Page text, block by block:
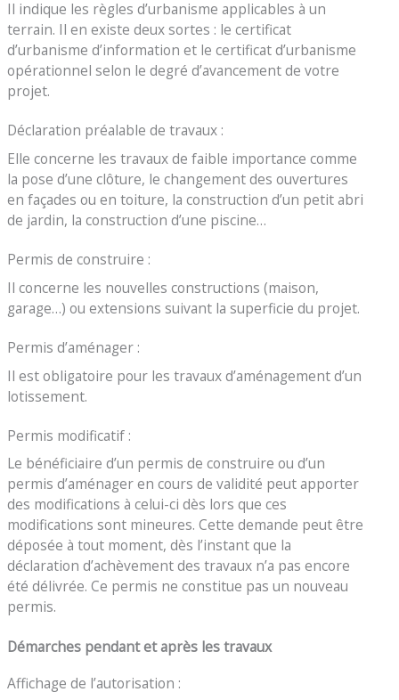
Il indique les règles d’urbanisme applicables à un
terrain. Il en existe deux sortes : le certificat
d’urbanisme d’information et le certificat d’urbanisme
opérationnel selon le degré d’avancement de votre
projet.
Déclaration préalable de travaux :
Elle concerne les travaux de faible importance comme
la pose d’une clôture, le changement des ouvertures
en façades ou en toiture, la construction d’un petit abri
de jardin, la construction d’une piscine…
Permis de construire :
Il concerne les nouvelles constructions (maison,
garage…) ou extensions suivant la superficie du projet.
Permis d’aménager :
Il est obligatoire pour les travaux d’aménagement d’un
lotissement.
Permis modificatif :
Le bénéficiaire d’un permis de construire ou d’un
permis d’aménager en cours de validité peut apporter
des modifications à celui-ci dès lors que ces
modifications sont mineures. Cette demande peut être
déposée à tout moment, dès l’instant que la
déclaration d’achèvement des travaux n’a pas encore
été délivrée. Ce permis ne constitue pas un nouveau
permis.
Démarches pendant et après les travaux
Affichage de l’autorisation :